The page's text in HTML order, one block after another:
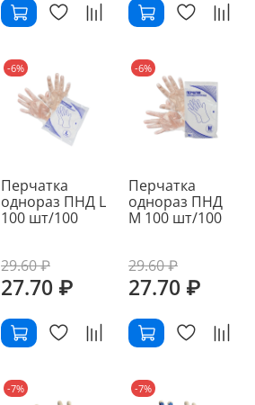
-6%
Перчатка
однораз ПНД L
100 шт/100
29.60 ₽
27.70 ₽
-6%
Перчатка
однораз ПНД
М 100 шт/100
29.60 ₽
27.70 ₽
-7% -7%